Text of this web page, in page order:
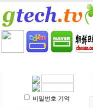
비밀번호 기억